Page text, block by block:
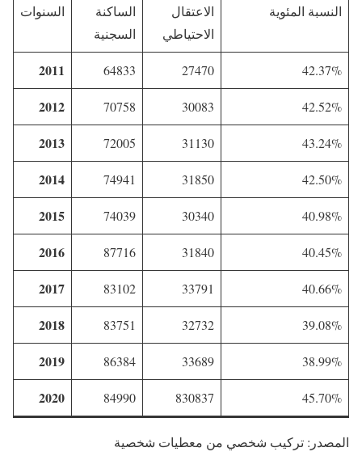
النسبة المئوية
الاعتقال
الاحتياطي
الساكنة
السجنية
السنوات
42.37%
27470
64833
2011
42.52%
30083
70758
2012
43.24%
31130
72005
2013
42.50%
31850
74941
2014
40.98%
30340
74039
2015
40.45%
31840
87716
2016
40.66%
33791
83102
2017
39.08%
32732
83751
2018
38.99%
33689
86384
2019
45.70%
830837
84990
2020
المصدر: تركيب شخصي من معطيات شخصية